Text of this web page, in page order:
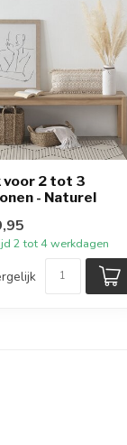
voor 2 tot 3
- Naturel
2 tot 4 werkdagen